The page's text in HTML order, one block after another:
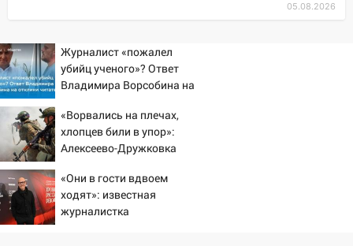
08:21
В Заволжском районе украли два
велосипеда
07:18
В Ульяновск идет
тридцатиградусная жара: какая будет
погода в четверг
06:00
Четыре года борьбы: ульяновские
юристы помогли женщине засудить УК
за плесень на стенах
05:00
Кому 6 августа звезды сулят
05.08.2026
Журналист «пожалел
убийц ученого»? Ответ
Владимира Ворсобина на
«Ворвались на плечах,
хлопцев били в упор»:
Алексеево-Дружковка
«птах Мадьяра»
«Они в гости вдвоем
ходят»: известная
журналистка